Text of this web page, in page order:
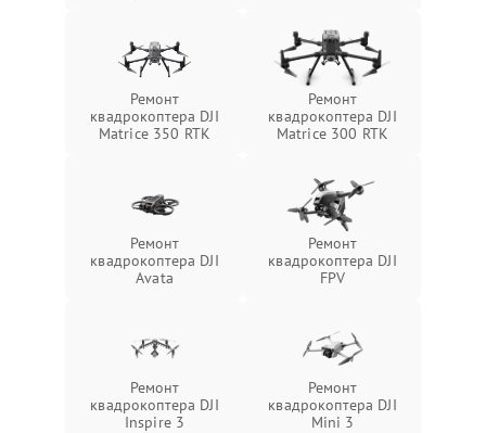
Ремонт
квадрокоптера DJI
Matrice 350 RTK
Ремонт
квадрокоптера DJI
Matrice 300 RTK
Ремонт
квадрокоптера DJI
Avata
Ремонт
квадрокоптера DJI
FPV
Ремонт
квадрокоптера DJI
Inspire 3
Ремонт
квадрокоптера DJI
Mini 3